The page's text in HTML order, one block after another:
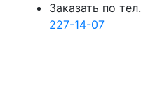
Заказать по тел.
227-14-07